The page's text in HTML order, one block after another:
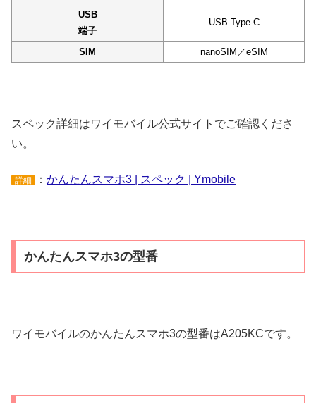
USB
端子
USB Type-C
SIM nanoSIM／eSIM
スペック詳細はワイモバイル公式サイトでご確認くださ
い。
詳細 ： かんたんスマホ3 | スペック | Ymobile
かんたんスマホ3の型番
ワイモバイルのかんたんスマホ3の型番はA205KCです。